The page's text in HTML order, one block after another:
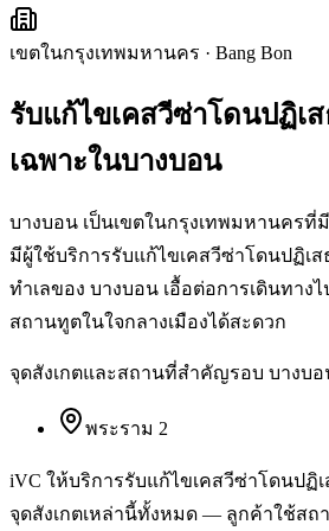
เขตในกรุงเทพมหานคร · Bang Bon
รับแก้ไขเคสวีซ่าโดนปฏิเ
เฉพาะในบางบอน
บางบอน เป็นเขตในกรุงเทพมหานคร
มีผู้ใช้บริการรับแก้ไขเคสวีซ่าโดนปฏิเ
ทำเลของ บางบอน เอื้อต่อการเดินทาง
สถานทูตในใจกลางเมืองได้สะดวก
จุดสังเกตและสถานที่สำคัญรอบ บางบอ
พระราม 2
iVC ให้บริการรับแก้ไขเคสวีซ่าโดนปฏิเ
จุดสังเกตเหล่านี้ทั้งหมด — ลูกค้าใช้สถ